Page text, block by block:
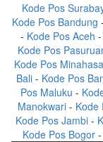
Kode Pos
Kode Pos Bandung -
- Kode Pos Aceh -
Kode Pos
Kode Pos
Bali- Kode Pos
Pos Maluku -
Manokwari - Kode
Kode Pos Jambi-
Kode Pos Bogor -